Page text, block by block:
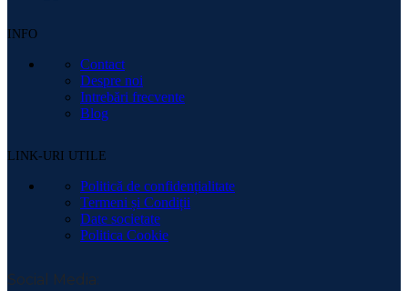
INFO
Contact
Despre noi
Intrebări frecvente
Blog
LINK-URI UTILE
Politică de confidențialitate
Termeni și Condiții
Date societate
Politica Cookie
Social Media: